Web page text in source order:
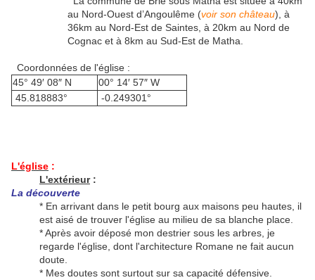
au Nord-Ouest d’Angoulême (voir son château), à
36km au Nord-Est de Saintes, à 20km au Nord de
Cognac et à 8km au Sud-Est de Matha.
Coordonnées de l'église :
45° 49′ 08″ N
00° 14′ 57″ W
45.818883°
-0.249301°
L'église :
L'extérieur:
La découverte
* En arrivant dans le petit bourg aux maisons peu hautes, il
est aisé de trouver l'église au milieu de sa blanche place.
* Après avoir déposé mon destrier sous les arbres, je
regarde l'église, dont l'architecture Romane ne fait aucun
doute.
* Mes doutes sont surtout sur sa capacité défensive.